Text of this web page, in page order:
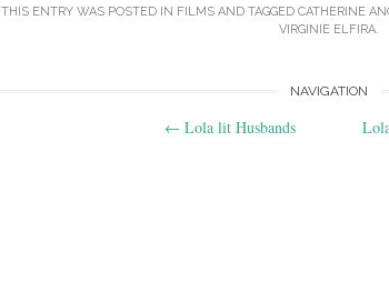
THIS ENTRY WAS POSTED IN FILMS AND TAGGED CATHERINE
VIRGINIE ELFIRA
NAVIGATION
← Lola lit Husbands